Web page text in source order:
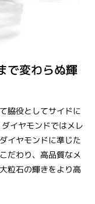
で変わらぬ輝
脇役としてサイドに
イヤモンドではメレ
イヤモンドに準じた
だわり、高品質なメ
粒石の輝きをより高